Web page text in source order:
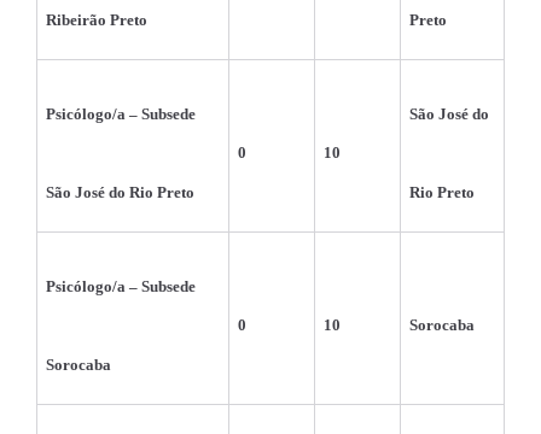
Ribeirão Preto Preto
Psicólogo/a – Subsede
São José do Rio Preto
0 10
São José do
Rio Preto
Psicólogo/a – Subsede
Sorocaba
0 10 Sorocaba